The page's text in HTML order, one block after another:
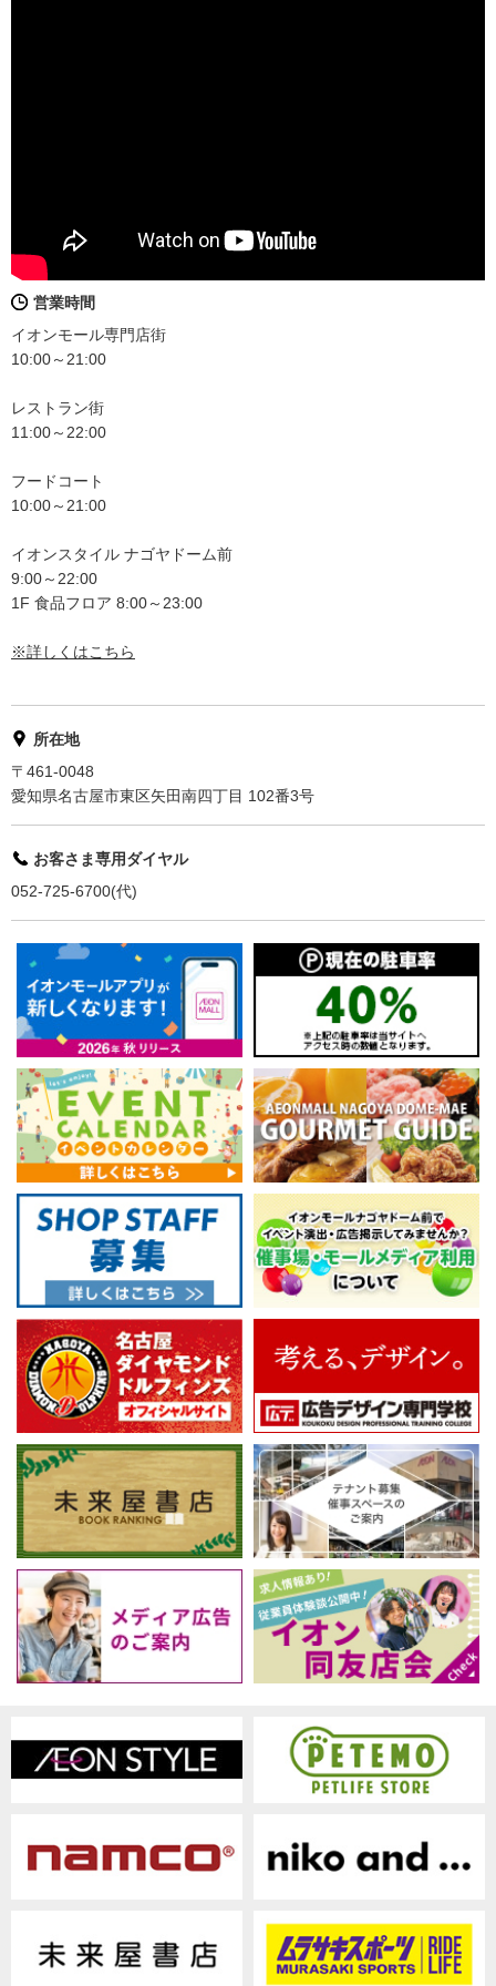
営業時間
イオンモール専門店街
10:00～21:00
レストラン街
11:00～22:00
フードコート
10:00～21:00
イオンスタイル ナゴヤドーム前
9:00～22:00
1F 食品フロア 8:00～23:00
※詳しくはこちら
所在地
〒461-0048
愛知県名古屋市東区矢田南四丁目 102番3号
お客さま専用ダイヤル
052-725-6700(代)